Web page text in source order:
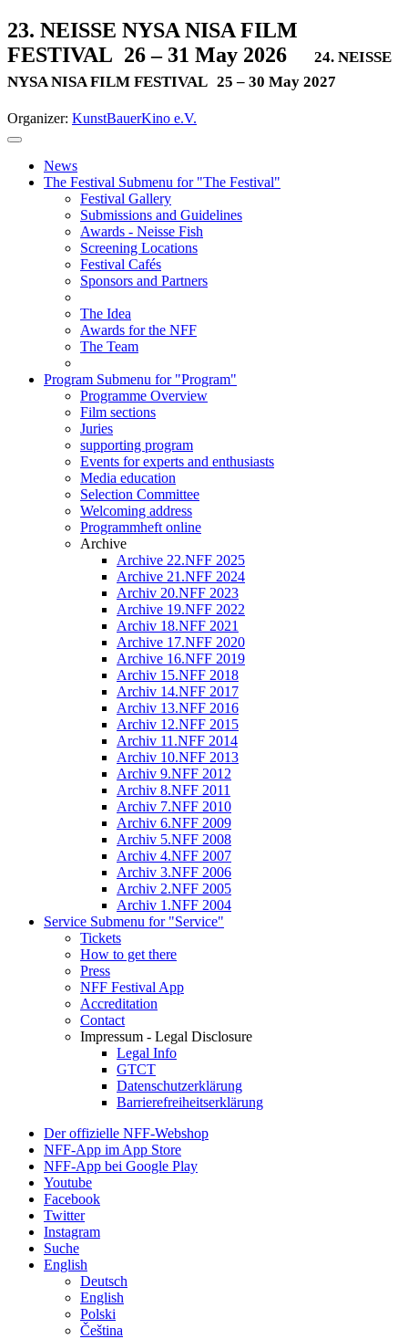
23. NEISSE NYSA NISA FILM
FESTIVAL 26 – 31 May 2026
24. NEISSE
NYSA NISA FILM FESTIVAL 25 – 30 May 2027
Organizer: KunstBauerKino e.V.
News
The Festival Submenu for "The Festival"
Festival Gallery
Submissions and Guidelines
Awards - Neisse Fish
Screening Locations
Festival Cafés
Sponsors and Partners
The Idea
Awards for the NFF
The Team
Program Submenu for "Program"
Programme Overview
Film sections
Juries
supporting program
Events for experts and enthusiasts
Media education
Selection Committee
Welcoming address
Programmheft online
Archive
Archive 22.NFF 2025
Archive 21.NFF 2024
Archiv 20.NFF 2023
Archive 19.NFF 2022
Archiv 18.NFF 2021
Archive 17.NFF 2020
Archive 16.NFF 2019
Archiv 15.NFF 2018
Archiv 14.NFF 2017
Archiv 13.NFF 2016
Archiv 12.NFF 2015
Archiv 11.NFF 2014
Archiv 10.NFF 2013
Archiv 9.NFF 2012
Archiv 8.NFF 2011
Archiv 7.NFF 2010
Archiv 6.NFF 2009
Archiv 5.NFF 2008
Archiv 4.NFF 2007
Archiv 3.NFF 2006
Archiv 2.NFF 2005
Archiv 1.NFF 2004
Service Submenu for "Service"
Tickets
How to get there
Press
NFF Festival App
Accreditation
Contact
Impressum - Legal Disclosure
Legal Info
GTCT
Datenschutzerklärung
Barrierefreiheitserklärung
Der offizielle NFF-Webshop
NFF-App im App Store
NFF-App bei Google Play
Youtube
Facebook
Twitter
Instagram
Suche
English
Deutsch
English
Polski
Čeština